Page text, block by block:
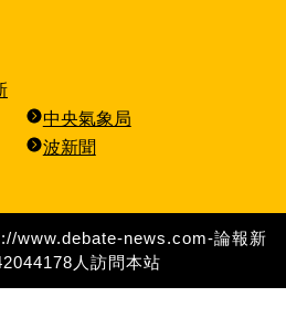
中央氣象局
波新聞
www.debate-news.com-論報新
人訪問本站